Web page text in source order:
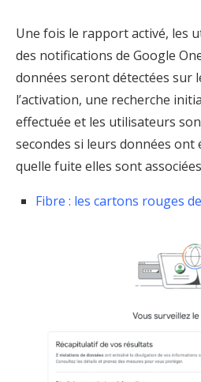
Une fois le rapport activé, les
des notifications de Google
données seront détectées sur
l’activation, une recherche
effectuée et les utilisateurs
secondes si leurs données ont
quelle fuite elles sont
Fibre : les cartons rouges de